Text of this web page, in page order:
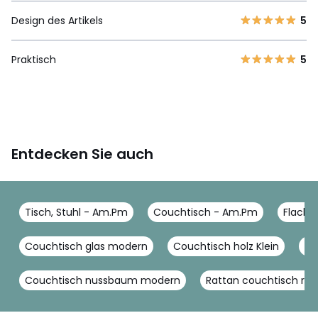
Design des Artikels 5
Praktisch 5
Entdecken Sie auch
Tisch, Stuhl - Am.Pm Couchtisch - Am.Pm
Couchtisch glas modern Couchtisch holz Klein
Couchtisch nussbaum modern Rattan couchtisch